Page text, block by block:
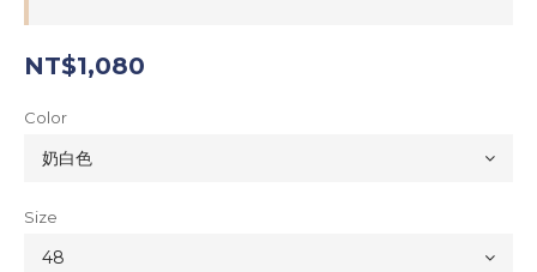
NT$1,080
Color
Size